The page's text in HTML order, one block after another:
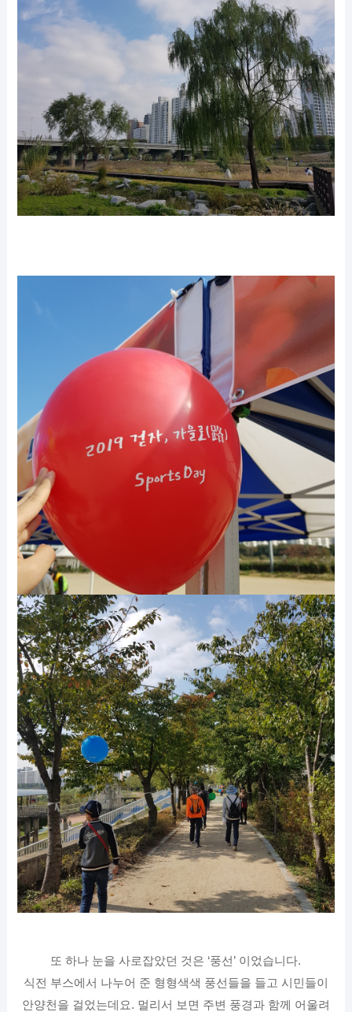
또 하나 눈을 사로잡았던 것은 ‘풍선’ 이었습니다.
식전 부스에서 나누어 준 형형색색 풍선들을 들고 시민들이
안양천을 걸었는데요. 멀리서 보면 주변 풍경과 함께 어울려